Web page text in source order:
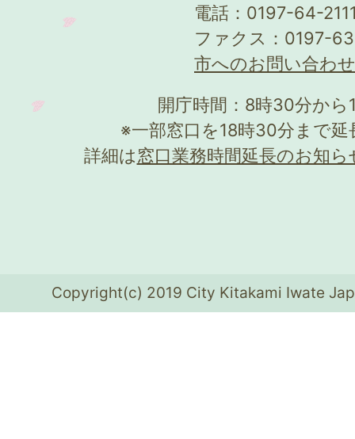
電話：0197-64-
ファクス：0197-
市へのお問い合わ
開庁時間：8時30分か
※一部窓口を18時30分まで
詳細は窓口業務時間延長のお知ら
Copyright(c) 2019 City Kitakami Iwate